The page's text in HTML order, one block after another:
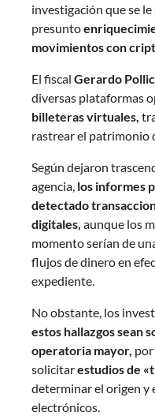
investigación que se
presunto
movimientos con
El fiscal Gerardo
diversas plataformas
billeteras virtuales,
rastrear el patrimonio
Según dejaron
agencia, los informes
detectado
digitales, aunque los
momento serían de
flujos de dinero en
expediente.
No obstante, los
estos hallazgos sean
operatoria mayor, por
solicitarestudios de
determinar el origen y
electrónicos.